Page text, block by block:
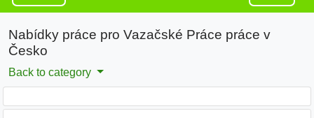
Nabídky práce pro Vazačské Práce práce v
Česko
Back to category